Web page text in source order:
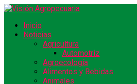
Inicio
Noticias
Agricultura
Automotriz
Agroecología
Alimentos y Bebidas
Animales